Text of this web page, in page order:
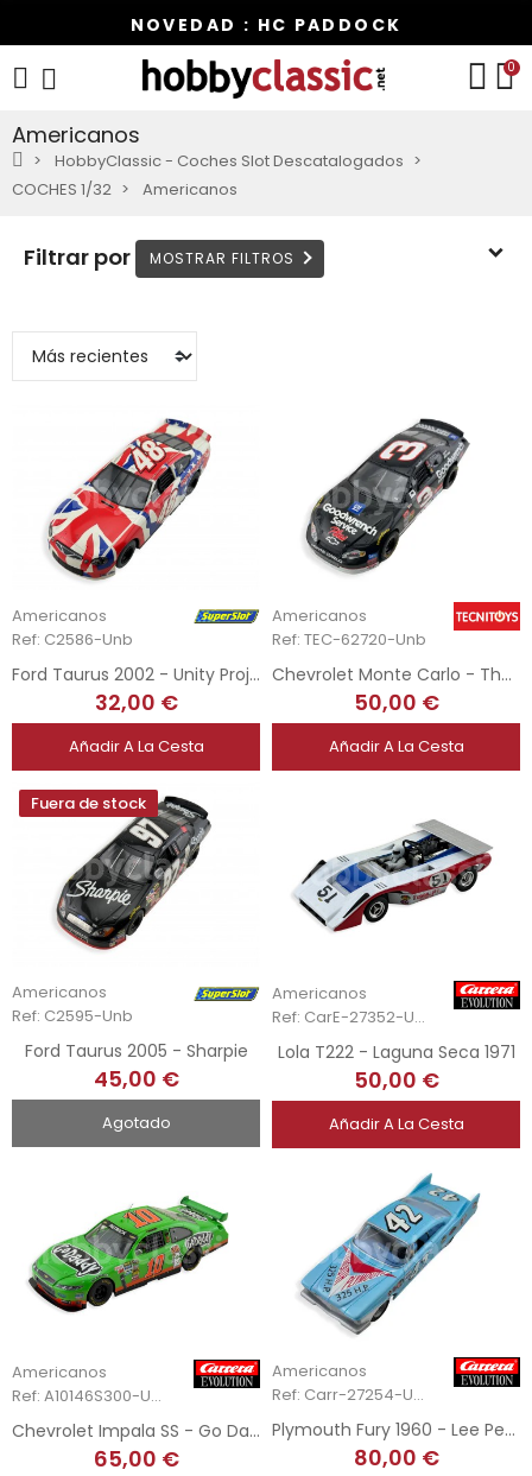
NOVEDAD : HC PADDOCK
0
Americanos
HobbyClassic - Coches Slot Descatalogados
COCHES 1/32
Americanos
Filtrar por
Americanos
Ref: C2586-Unb
Ford Taurus 2002 - Unity Project
32,00 €
Añadir A La Cesta
Americanos
Ref: TEC-62720-Unb
Chevrolet Monte Carlo - The Intimidator
50,00 €
Añadir A La Cesta
Fuera de stock
Americanos
Ref: C2595-Unb
Ford Taurus 2005 - Sharpie
45,00 €
Agotado
Americanos
Ref: CarE-27352-Unb
Lola T222 - Laguna Seca 1971
50,00 €
Añadir A La Cesta
Americanos
Ref: A10146S300-Unb
Chevrolet Impala SS - Go Daddy
65,00 €
Americanos
Ref: Carr-27254-Unb
Plymouth Fury 1960 - Lee Petty Race Car
80,00 €